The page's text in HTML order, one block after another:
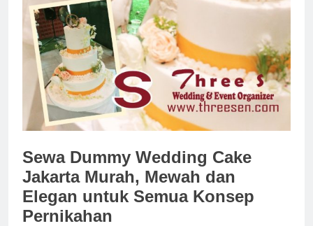
Sewa Dummy Wedding Cake
Jakarta Murah, Mewah dan
Elegan untuk Semua Konsep
Pernikahan